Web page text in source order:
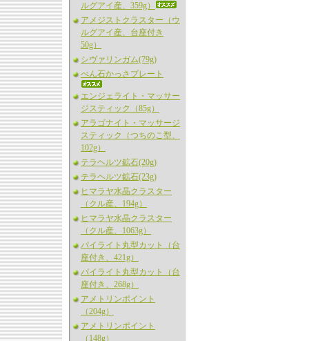
ルグアイ産、359g）
アメジストクラスター（ウ
ルグアイ産、台座付き
50g）
シヴァリンガム(79g)
べん石かっさプレート
エンジェライト・マッサー
ジスティック（85g）
アラゴナイト・マッサージ
スティック（つちのこ型、
102g）
テラヘルツ鉱石(20g)
テラヘルツ鉱石(23g)
ヒマラヤ水晶クラスター
（クル産、194g）
ヒマラヤ水晶クラスター
（クル産、1063g）
パイライト丸型カット（台
座付き、421g）
パイライト丸型カット（台
座付き、268g）
アメトリンポイント
（204g）
アメトリンポイント
（148g）